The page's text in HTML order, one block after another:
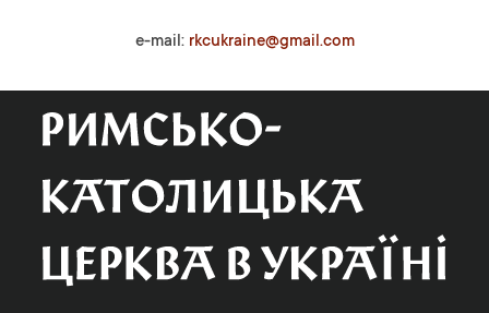
e-mail: rkcukraine@gmail.com